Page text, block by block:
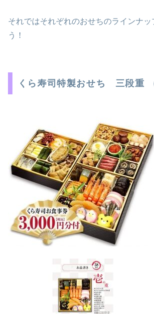
それではそれぞれのおせちのラインナッ
う！
くら寿司特製おせち 三段重